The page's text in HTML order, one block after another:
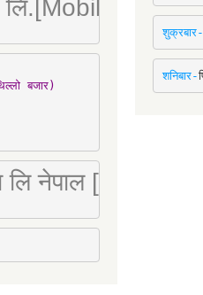
लि.[Mobile :
बजार)
लि नेपाल [Mobile :
शुक्रबार-
शनिबार-